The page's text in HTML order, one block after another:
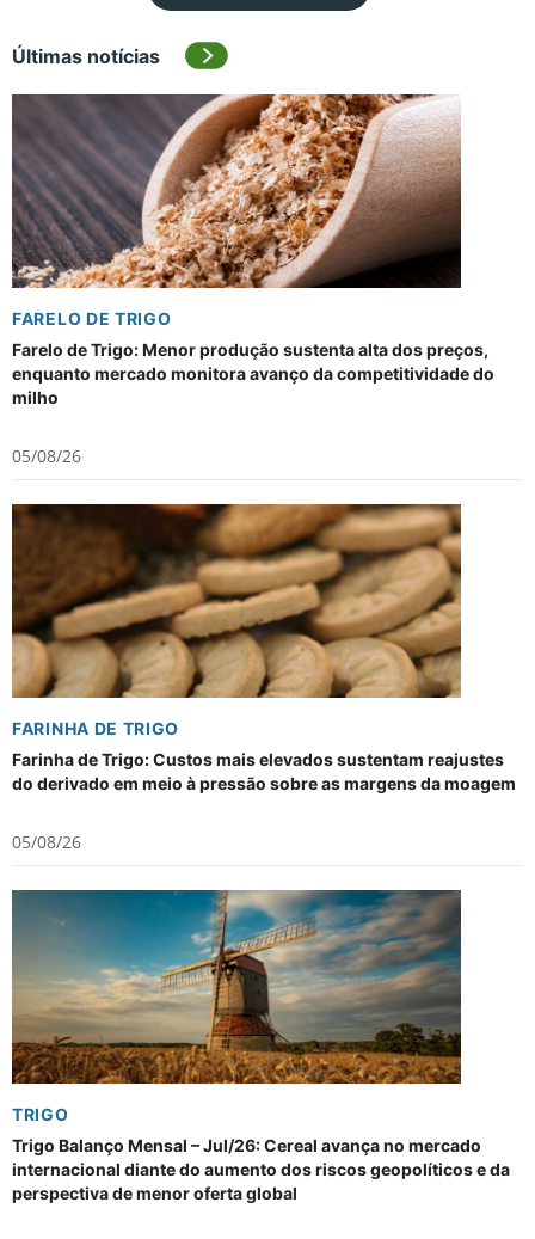
Últimas notícias
FARELO DE TRIGO
Farelo de Trigo: Menor produção sustenta alta dos preços,
enquanto mercado monitora avanço da competitividade do
milho
05/08/26
FARINHA DE TRIGO
Farinha de Trigo: Custos mais elevados sustentam reajustes
do derivado em meio à pressão sobre as margens da moagem
05/08/26
TRIGO
Trigo Balanço Mensal – Jul/26: Cereal avança no mercado
internacional diante do aumento dos riscos geopolíticos e da
perspectiva de menor oferta global